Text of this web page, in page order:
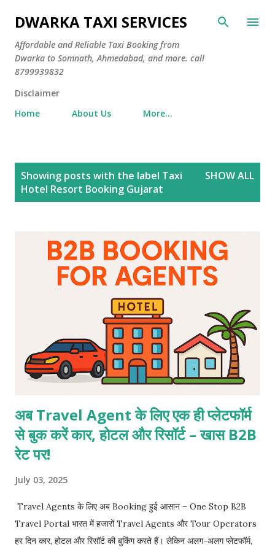
Skip to main content
DWARKA TAXI SERVICES
Affordable and Reliable Taxi Booking from
Dwarka to Somnath, Ahmedabad, and more. call
8799939832
Disclaimer
Home
About Us More…
Showing posts with the label Taxi
Hotel Resort Booking Gujarat
SHOW ALL
अब Travel Agent के लिए एक ही प्लेटफॉर्म
से बुक करें कार, होटल और रिसॉर्ट – खास B2B
रेट पर!
July 03, 2025
Travel Agents के लिए अब Booking हुई आसान – One Stop B2B
Travel Portal भारत में हजारों Travel Agents और Tour Operators
हर दिन कार, होटल और रिसॉर्ट की बुकिंग करते हैं। लेकिन अलग-अलग प्लेटफॉर्म,